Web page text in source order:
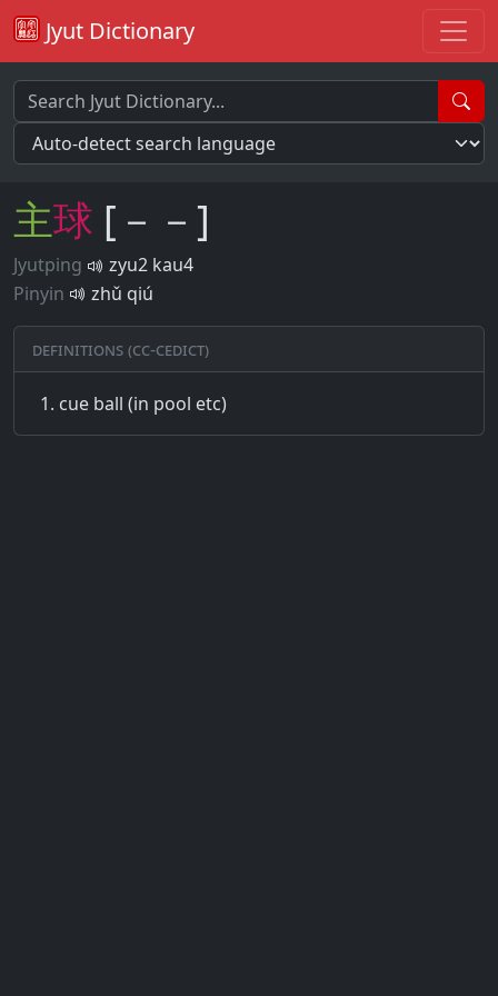
Jyut Dictionary
主球 [－－]
Jyutping
zyu2 kau4
Pinyin
zhǔ qiú
Definitions (CC-CEDICT)
cue ball (in pool etc)